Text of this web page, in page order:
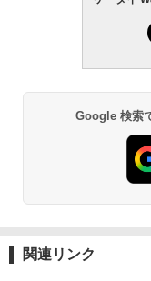
Google 検索
関連リンク